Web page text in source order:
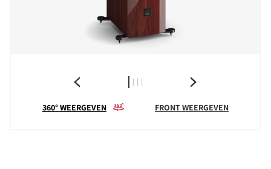
360° WEERGEVEN FRONT WEERGEVEN